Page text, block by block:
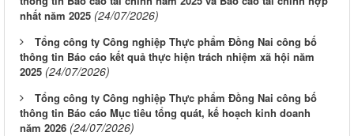
nhất năm 2025 (24/07/2026)
Tổng công ty Công nghiệp Thực phẩm Đồng Nai công bố
thông tin Báo cáo kết quả thực hiện trách nhiệm xã hội năm
2025 (24/07/2026)
Tổng công ty Công nghiệp Thực phẩm Đồng Nai công bố
thông tin Báo cáo Mục tiêu tổng quát, kế hoạch kinh doanh
năm 2026 (24/07/2026)